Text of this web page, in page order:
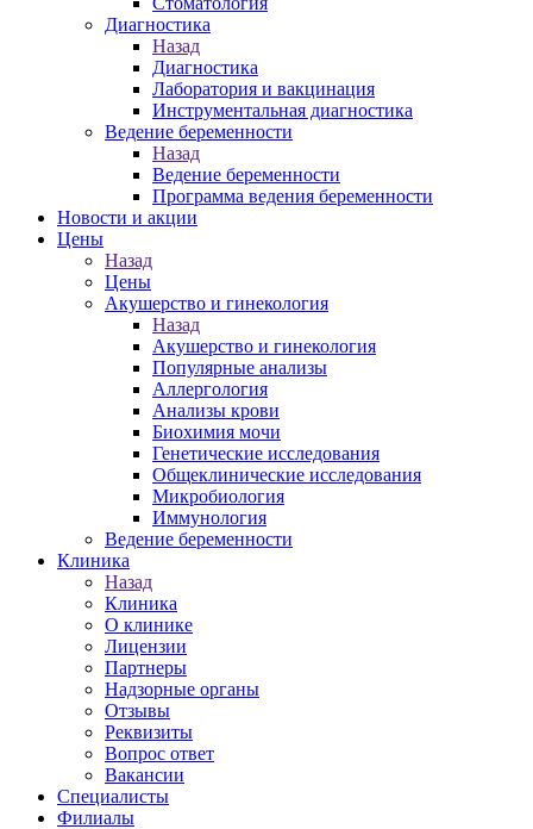
Диагностика
Назад
Диагностика
Лаборатория и вакцинация
Инструментальная диагностика
Ведение беременности
Назад
Ведение беременности
Программа ведения беременности
Новости и акции
Цены
Назад
Цены
Акушерство и гинекология
Назад
Акушерство и гинекология
Популярные анализы
Аллергология
Анализы крови
Биохимия мочи
Генетические исследования
Общеклинические исследования
Микробиология
Иммунология
Ведение беременности
Клиника
Назад
Клиника
О клинике
Лицензии
Партнеры
Надзорные органы
Отзывы
Реквизиты
Вопрос ответ
Вакансии
Специалисты
Филиалы